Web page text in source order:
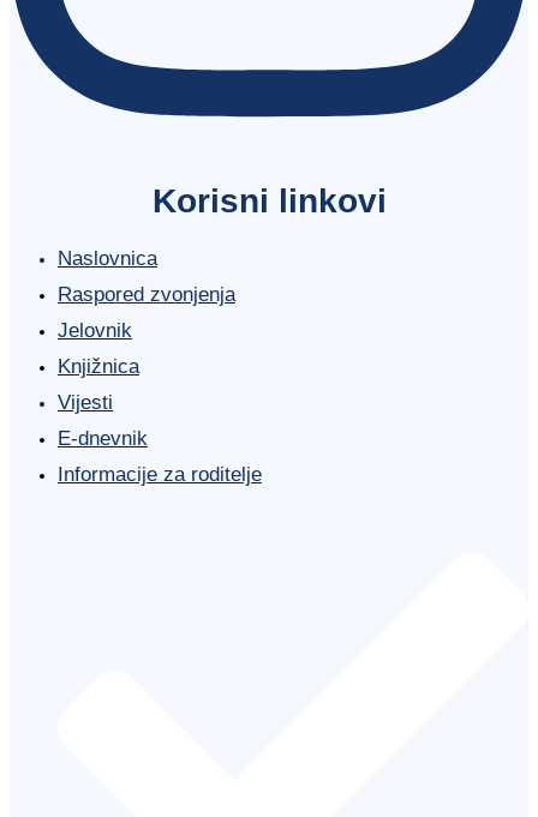
Korisni linkovi
Naslovnica
Raspored zvonjenja
Jelovnik
Knjižnica
Vijesti
E-dnevnik
Informacije za roditelje